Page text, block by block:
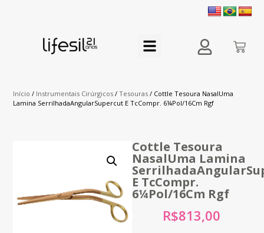
Início / Instrumentais Cirúrgicos /Tesouras / Cottle Tesoura NasalUma
Lamina SerrilhadaAngularSupercut E TcCompr. 6¼Pol/16Cm Rgf
Cottle Tesoura
NasalUma Lamina
E TcCompr.
6¼Pol/16Cm Rgf
R$813,00